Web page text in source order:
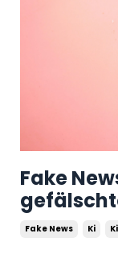
Fake
Fake News Ki